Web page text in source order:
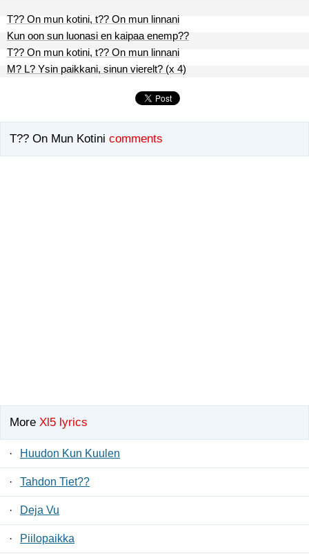
T?? On mun kotini, t?? On mun linnani
Kun oon sun luonasi en kaipaa enemp??
T?? On mun kotini, t?? On mun linnani
M? L? Ysin paikkani, sinun vierelt? (x 4)
T?? On Mun Kotini comments
More Xl5 lyrics
· Huudon Kun Kuulen
· Tahdon Tiet??
· Deja Vu
· Piilopaikka